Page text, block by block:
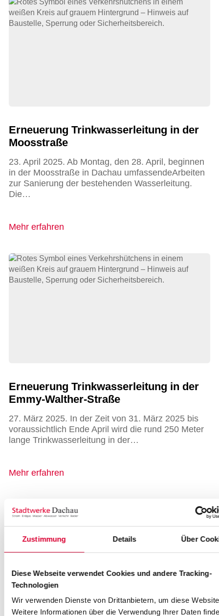
Zustimmung Details Über
Diese Webseite verwendet Cookies und andere Tracking-
Technologien
Wir verwenden Dienste von Drittanbietern, um diese
Weitere Informationen über die Verwendung Ihrer Daten
Erneuerung Trinkwasserleitung in der
Moosstraße
23. April 2025. Ab Montag, den 28. April, beginnen
in der Moosstraße in Dachau umfassendeArbeiten
zur Sanierung der bestehenden Wasserleitung.
Die…
Mehr erfahren
Erneuerung Trinkwasserleitung in der
Emmy-Walther-Straße
27. März 2025. In der Zeit von 31. März 2025 bis
voraussichtlich Ende April wird die rund 250 Meter
lange Trinkwasserleitung in der…
Mehr erfahren